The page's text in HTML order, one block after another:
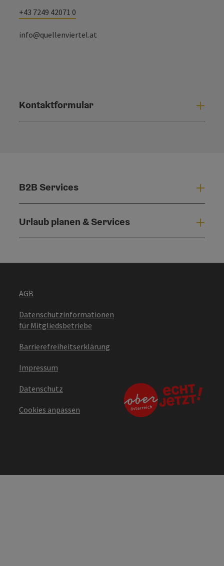
+43 7249 42071 0
info@quellenviertel.at
Kontaktformular
B2B Services
Urlaub planen & Services
AGB
Datenschutzinformationen
für Mitgliedsbetriebe
Barrierefreiheitserklärung
Impressum
Datenschutz
Cookies anpassen